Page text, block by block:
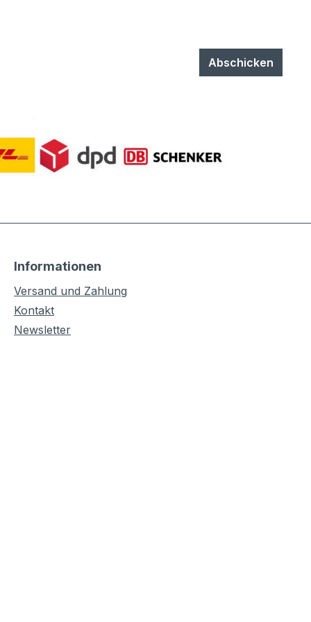
Abschicken
Informationen
Versand und Zahlung
Kontakt
Newsletter